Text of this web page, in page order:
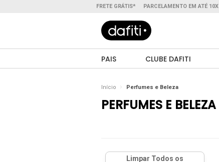
FRETE GRÁTIS* PARCELAMENTO EM ATÉ 10X
PAIS CLUBE DAFITI
Início Perfumes e Beleza
PERFUMES E BELEZA